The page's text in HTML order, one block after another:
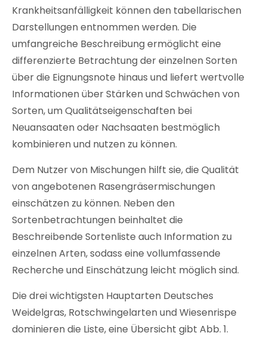
Krankheitsanfälligkeit können den tabellarischen
Darstellungen entnommen werden. Die
umfangreiche Beschreibung ermöglicht eine
differenzierte Betrachtung der einzelnen Sorten
über die Eignungsnote hinaus und liefert wertvolle
Informationen über Stärken und Schwächen von
Sorten, um Qualitätseigenschaften bei
Neuansaaten oder Nachsaaten bestmöglich
kombinieren und nutzen zu können.
Dem Nutzer von Mischungen hilft sie, die Qualität
von angebotenen Rasengräsermischungen
einschätzen zu können. Neben den
Sortenbetrachtungen beinhaltet die
Beschreibende Sortenliste auch Information zu
einzelnen Arten, sodass eine vollumfassende
Recherche und Einschätzung leicht möglich sind.
Die drei wichtigsten Hauptarten Deutsches
Weidelgras, Rotschwingelarten und Wiesenrispe
dominieren die Liste, eine Übersicht gibt Abb. 1.